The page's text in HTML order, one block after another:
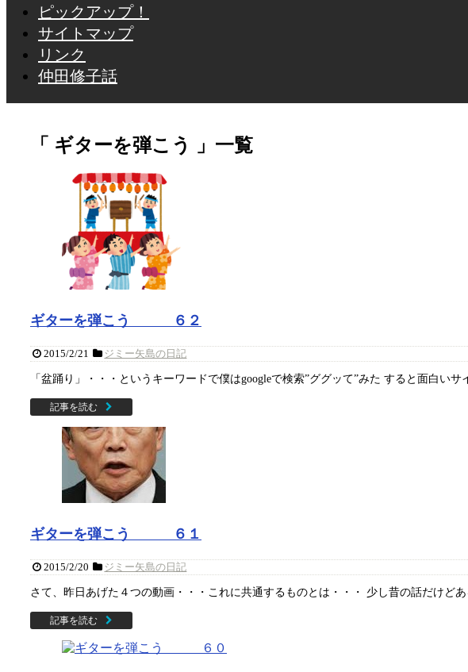
ピックアップ！
サイトマップ
リンク
仲田修子話
「 ギターを弾こう 」一覧
ギターを弾こう ６２
2015/2/21 ジミー矢島の日記
「盆踊り」・・・というキーワードで僕はgoogleで検索”ググッて”みた すると面白い
記事を読む
ギターを弾こう ６１
2015/2/20 ジミー矢島の日記
さて、昨日あげた４つの動画・・・これに共通するものとは・・・ 少し昔の話だけど
記事を読む